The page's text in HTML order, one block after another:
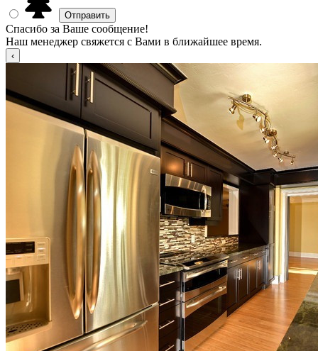
Спасибо за Ваше сообщение!
Наш менеджер свяжется с Вами в ближайшее время.